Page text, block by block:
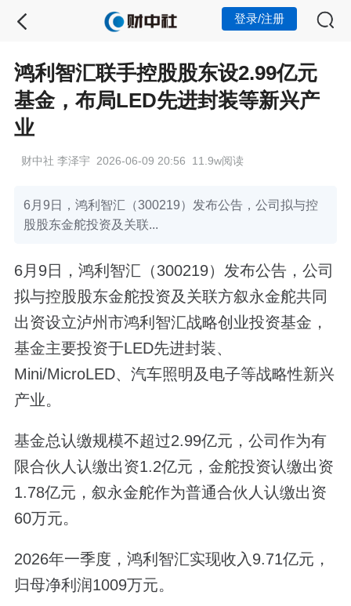
登录/注册
鸿利智汇联手控股股东设2.99亿元
基金，布局LED先进封装等新兴产
业
财中社 李泽宇 2026-06-09 20:56 11.9w阅读
6月9日，鸿利智汇（300219）发布公告，公司拟与控
股股东金舵投资及关联...
6月9日，鸿利智汇（300219）发布公告，公司
拟与控股股东金舵投资及关联方叙永金舵共同
出资设立泸州市鸿利智汇战略创业投资基金，
基金主要投资于LED先进封装、
Mini/MicroLED、汽车照明及电子等战略性新兴
产业。
基金总认缴规模不超过2.99亿元，公司作为有
限合伙人认缴出资1.2亿元，金舵投资认缴出资
1.78亿元，叙永金舵作为普通合伙人认缴出资
60万元。
2026年一季度，鸿利智汇实现收入9.71亿元，
归母净利润1009万元。